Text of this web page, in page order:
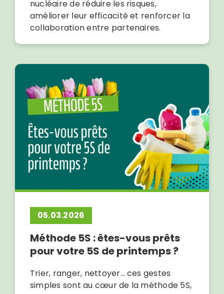
nucléaire de réduire les risques,
améliorer leur efficacité et renforcer la
collaboration entre partenaires.
05.03.2026
Méthode 5S : êtes-vous prêts
pour votre 5S de printemps ?
Trier, ranger, nettoyer… ces gestes
simples sont au cœur de la méthode 5S,